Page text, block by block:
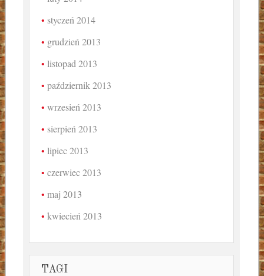
styczeń 2014
grudzień 2013
listopad 2013
październik 2013
wrzesień 2013
sierpień 2013
lipiec 2013
czerwiec 2013
maj 2013
kwiecień 2013
TAGI